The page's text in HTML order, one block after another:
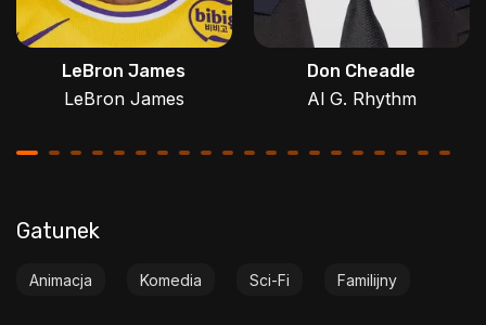
LeBron James
LeBron James
Don Cheadle
Al G. Rhythm
Gatunek
Animacja Komedia Sci-Fi Familijny